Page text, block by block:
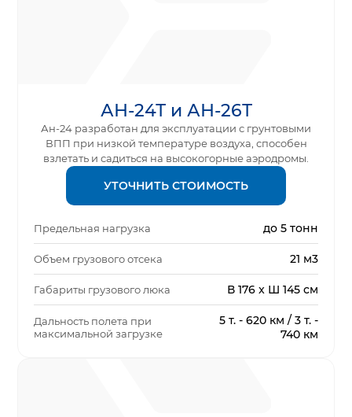
АН-24Т и АН-26Т
Ан-24 разработан для эксплуатации с грунтовыми
ВПП при низкой температуре воздуха, способен
взлетать и садиться на высокогорные аэродромы.
УТОЧНИТЬ СТОИМОСТЬ
Предельная нагрузка до 5 тонн
Объем грузового отсека 21 м3
Габариты грузового люка В 176 x Ш 145 см
Дальность полета при
максимальной загрузке
5 т. - 620 км / 3 т. -
740 км